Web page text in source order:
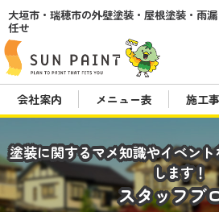
大垣市・瑞穂市の外壁塗装・屋根塗装・雨
任せ
会社案内 メニュー表 施工
塗装に関するマメ知識やイベン
します！
スタッフブ